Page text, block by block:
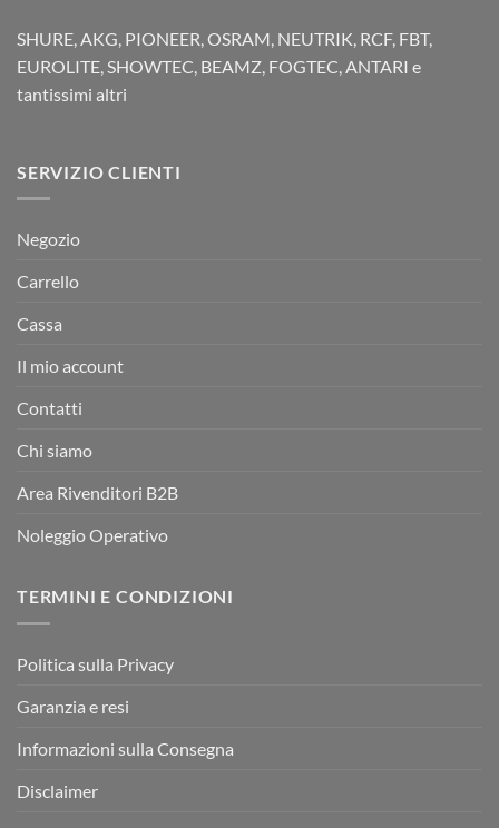
SHURE, AKG, PIONEER, OSRAM, NEUTRIK, RCF, FBT,
EUROLITE, SHOWTEC, BEAMZ, FOGTEC, ANTARI e
tantissimi altri
SERVIZIO CLIENTI
Negozio
Carrello
Cassa
Il mio account
Contatti
Chi siamo
Area Rivenditori B2B
Noleggio Operativo
TERMINI E CONDIZIONI
Politica sulla Privacy
Garanzia e resi
Informazioni sulla Consegna
Disclaimer